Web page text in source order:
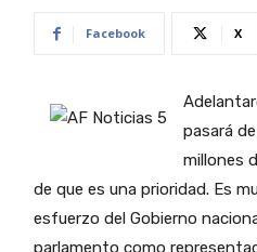
Facebook X
pasará
millones
de que es una prioridad. Es
esfuerzo del Gobierno
parlamento como